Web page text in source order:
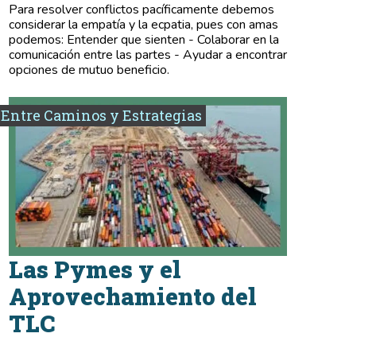
Para resolver conflictos pacíficamente debemos
considerar la empatía y la ecpatia, pues con amas
podemos: Entender que sienten - Colaborar en la
comunicación entre las partes - Ayudar a encontrar
opciones de mutuo beneficio.
Entre Caminos y Estrategias
Las Pymes y el
Aprovechamiento del
TLC